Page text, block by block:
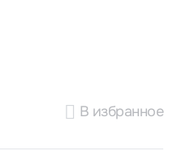
В избранное